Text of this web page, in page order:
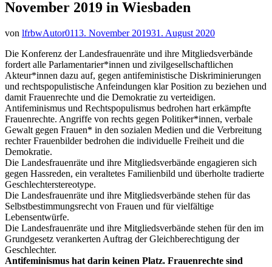
November 2019 in Wiesbaden
von lfrbwAutor0113. November 201931. August 2020
Die Konferenz der Landesfrauenräte und ihre Mitgliedsverbände
fordert alle Parlamentarier*innen und zivilgesellschaftlichen
Akteur*innen dazu auf, gegen antifeministische Diskriminierungen
und rechtspopulistische Anfeindungen klar Position zu beziehen und
damit Frauenrechte und die Demokratie zu verteidigen.
Antifeminismus und Rechtspopulismus bedrohen hart erkämpfte
Frauenrechte. Angriffe von rechts gegen Politiker*innen, verbale
Gewalt gegen Frauen* in den sozialen Medien und die Verbreitung
rechter Frauenbilder bedrohen die individuelle Freiheit und die
Demokratie.
Die Landesfrauenräte und ihre Mitgliedsverbände engagieren sich
gegen Hassreden, ein veraltetes Familienbild und überholte tradierte
Geschlechterstereotype.
Die Landesfrauenräte und ihre Mitgliedsverbände stehen für das
Selbstbestimmungsrecht von Frauen und für vielfältige
Lebensentwürfe.
Die Landesfrauenräte und ihre Mitgliedsverbände stehen für den im
Grundgesetz verankerten Auftrag der Gleichberechtigung der
Geschlechter.
Antifeminismus hat darin keinen Platz. Frauenrechte sind